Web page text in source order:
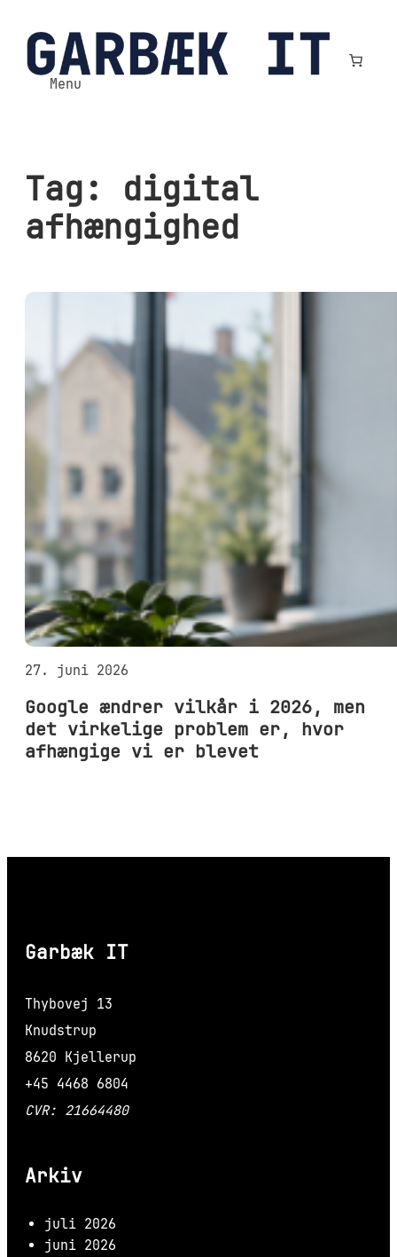
til
indhold
Menu
Tag: digital
afhængighed
27. juni 2026
Google ændrer vilkår i 2026, men
det virkelige problem er, hvor
afhængige vi er blevet
Garbæk IT
Thybovej 13
Knudstrup
8620 Kjellerup
+45 4468 6804
CVR: 21664480
Arkiv
juli 2026
juni 2026